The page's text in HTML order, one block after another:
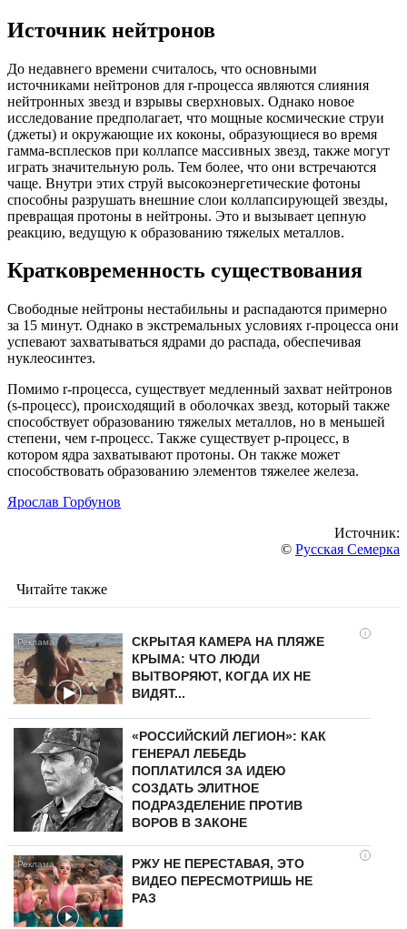
Источник нейтронов
До недавнего времени считалось, что основными
источниками нейтронов для r-процесса являются слияния
нейтронных звезд и взрывы сверхновых. Однако новое
исследование предполагает, что мощные космические струи
(джеты) и окружающие их коконы, образующиеся во время
гамма-всплесков при коллапсе массивных звезд, также могут
играть значительную роль. Тем более, что они встречаются
чаще. Внутри этих струй высокоэнергетические фотоны
способны разрушать внешние слои коллапсирующей звезды,
превращая протоны в нейтроны. Это и вызывает цепную
реакцию, ведущую к образованию тяжелых металлов.
Кратковременность существования
Свободные нейтроны нестабильны и распадаются примерно
за 15 минут. Однако в экстремальных условиях r-процесса они
успевают захватываться ядрами до распада, обеспечивая
нуклеосинтез.
Помимо r-процесса, существует медленный захват нейтронов
(s-процесс), происходящий в оболочках звезд, который также
способствует образованию тяжелых металлов, но в меньшей
степени, чем r-процесс. Также существует p-процесс, в
котором ядра захватывают протоны. Он также может
способствовать образованию элементов тяжелее железа.
Ярослав Горбунов
Источник:
© Русская Семерка
Читайте также
i
СКРЫТАЯ КАМЕРА НА ПЛЯЖЕ
КРЫМА: ЧТО ЛЮДИ
ВЫТВОРЯЮТ, КОГДА ИХ НЕ
ВИДЯТ...
«РОССИЙСКИЙ ЛЕГИОН»: КАК
ГЕНЕРАЛ ЛЕБЕДЬ
ПОПЛАТИЛСЯ ЗА ИДЕЮ
СОЗДАТЬ ЭЛИТНОЕ
ПОДРАЗДЕЛЕНИЕ ПРОТИВ
ВОРОВ В ЗАКОНЕ
i
РЖУ НЕ ПЕРЕСТАВАЯ, ЭТО
ВИДЕО ПЕРЕСМОТРИШЬ НЕ
РАЗ